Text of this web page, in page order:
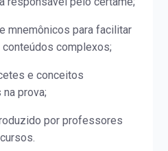
mnemônicos para facilitar
complexos;
e conceitos
prova;
por professores